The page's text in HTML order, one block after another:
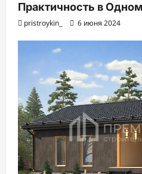
Практичность в
pristroykin_ 6 июня 2024